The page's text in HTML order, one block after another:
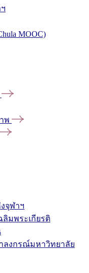
MOOC)
พ
จุฬาฯ
มพระเกียรติ
ลงกรณ์มหาวิทยาลัย